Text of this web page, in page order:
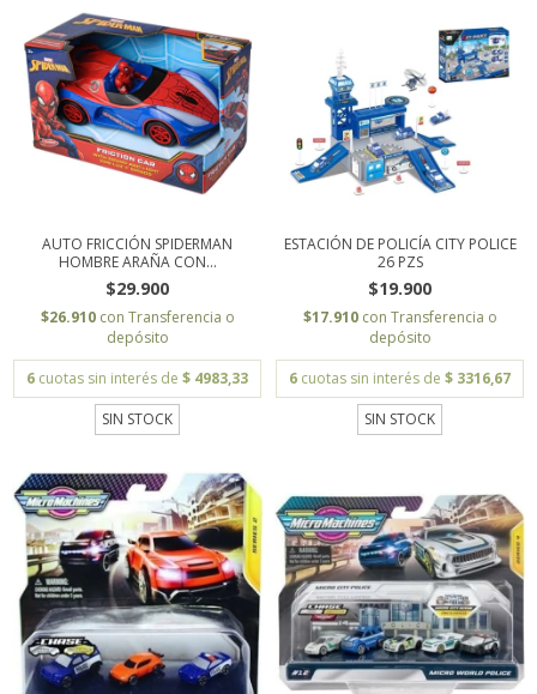
AUTO FRICCIÓN SPIDERMAN
HOMBRE ARAÑA CON...
$29.900
$26.910 con Transferencia o
depósito
6 cuotas sin interés de $ 4983,33
SIN STOCK
ESTACIÓN DE POLICÍA CITY POLICE
26 PZS
$19.900
$17.910 con Transferencia o
depósito
6 cuotas sin interés de $ 3316,67
SIN STOCK